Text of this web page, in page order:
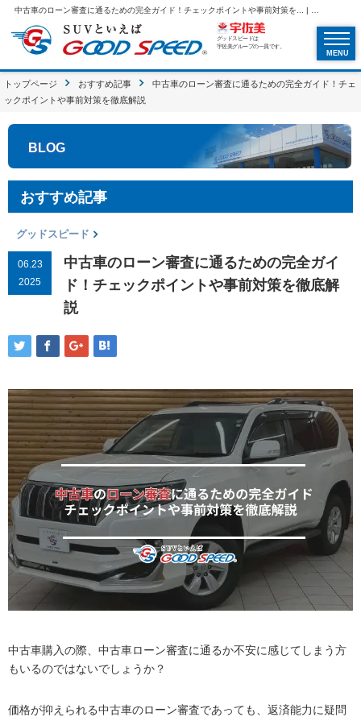
グッドスピードは
宇佐美グループの一員です。
MENU
トップページ おすすめ記事
中古車のローン審査に通るための完全ガイド！チェ
ックポイントや事前対策を徹底解説
BLOG
おすすめ記事
グッドスピード
06.23
2025
中古車のローン審査に通るための完全ガイ
ド！チェックポイントや事前対策を徹底解
説
中古車購入の際、中古車ローン審査に通るか不安に感じてしまう方
もいるのではないでしょうか？
価格が抑えられる中古車のローン審査であっても、返済能力に疑問